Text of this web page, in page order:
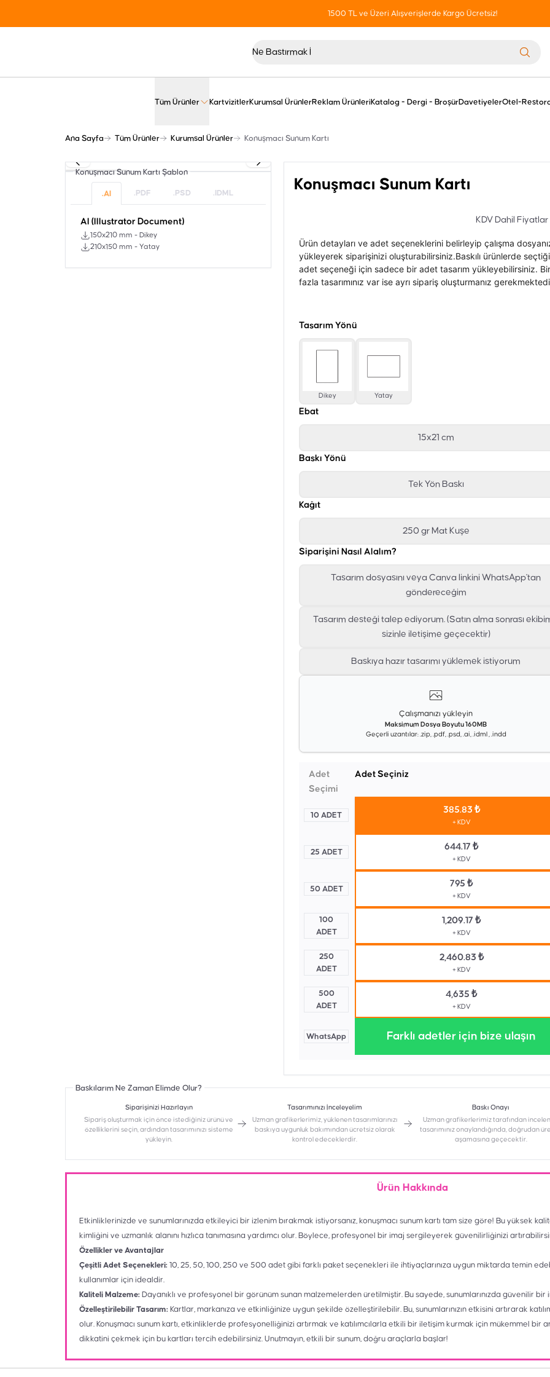
1500 TL ve Üzeri Alışverişlerde Kargo Ücretsiz!
Tüm Ürünler KartvizitlerKurumsal ÜrünlerReklam Ürünleri Katalog - Dergi - BroşürDavetiyelerOtel-
Ana Sayfa Tüm Ürünler Kurumsal Ürünler Konuşmacı Sunum Kartı
Konuşmacı Sunum Kartı Şablon
.AI .PDF .PSD .IDML
AI (Illustrator Document)
150x210 mm - Dikey
210x150 mm - Yatay
Konuşmacı Sunum Kartı
KDV Dahil Fiyatlar
Ürün detayları ve adet seçeneklerini belirleyip çalışma
yükleyerek siparişinizi oluşturabilirsiniz.Baskılı ürünlerde
adet seçeneği için sadece bir adet tasarım yükleyebilirsiniz.
fazla tasarımınız var ise ayrı sipariş oluşturmanız
Tasarım Yönü
Dikey Yatay
Ebat
15x21 cm
Baskı Yönü
Tek Yön Baskı
Kağıt
250 gr Mat Kuşe
Siparişini Nasıl Alalım?
Tasarım dosyasını veya Canva linkini WhatsApp'tan
göndereceğim
Tasarım desteği talep ediyorum. (Satın alma sonrası
sizinle iletişime geçecektir)
Baskıya hazır tasarımı yüklemek istiyorum
Çalışmanızı yükleyin
Maksimum Dosya Boyutu 160MB
Geçerli uzantılar: .zip, .pdf, .psd, .ai, .idml , .indd
Adet
Seçimi
Adet Seçiniz
10 ADET
385.83 ₺
+ KDV
25 ADET
644.17 ₺
+ KDV
50 ADET
795 ₺
+ KDV
100
ADET
1,209.17 ₺
+ KDV
250
ADET
2,460.83 ₺
+ KDV
500
ADET
4,635 ₺
+ KDV
WhatsApp Farklı adetler için bize ulaşın
Baskılarım Ne Zaman Elimde Olur?
Siparişinizi Hazırlayın
Sipariş oluşturmak için önce istediğiniz ürünü ve
özelliklerini seçin, ardından tasarımınızı sisteme
yükleyin.
Tasarımınızı İnceleyelim
Uzman grafikerlerimiz, yüklenen tasarımlarınızı
baskıya uygunluk bakımından ücretsiz olarak
kontrol edeceklerdir.
Baskı Onayı
Uzman grafikerlerimiz tarafından
tasarımınız onaylandığında, doğrudan
aşamasına geçecektir.
Ürün Hakkında
Etkinliklerinizde ve sunumlarınızda etkileyici bir izlenim bırakmak istiyorsanız, konuşmacı sunum kartı tam size göre! Bu yüksek
kimliğini ve uzmanlık alanını hızlıca tanımasına yardımcı olur. Böylece, profesyonel bir imaj sergileyerek güvenilirliğinizi
Özellikler ve Avantajlar
Çeşitli Adet Seçenekleri: 10, 25, 50, 100, 250 ve 500 adet gibi farklı paket seçenekleri ile ihtiyaçlarınıza uygun miktarda temin
kullanımlar için idealdir.
Kaliteli Malzeme: Dayanıklı ve profesyonel bir görünüm sunan malzemelerden üretilmiştir. Bu sayede, sunumlarınızda güvenilir
Özelleştirilebilir Tasarım: Kartlar, markanıza ve etkinliğinize uygun şekilde özelleştirilebilir. Bu, sunumlarınızın etkisini artırarak
olur. Konuşmacı sunum kartı, etkinliklerde profesyonelliğinizi artırmak ve katılımcılarla etkili bir iletişim kurmak için mükemmel bir
dikkatini çekmek için bu kartları tercih edebilirsiniz. Unutmayın, etkili bir sunum, doğru araçlarla başlar!